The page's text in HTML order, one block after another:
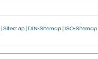
Sitemap DIN-Sitemap ISO-Sitemap